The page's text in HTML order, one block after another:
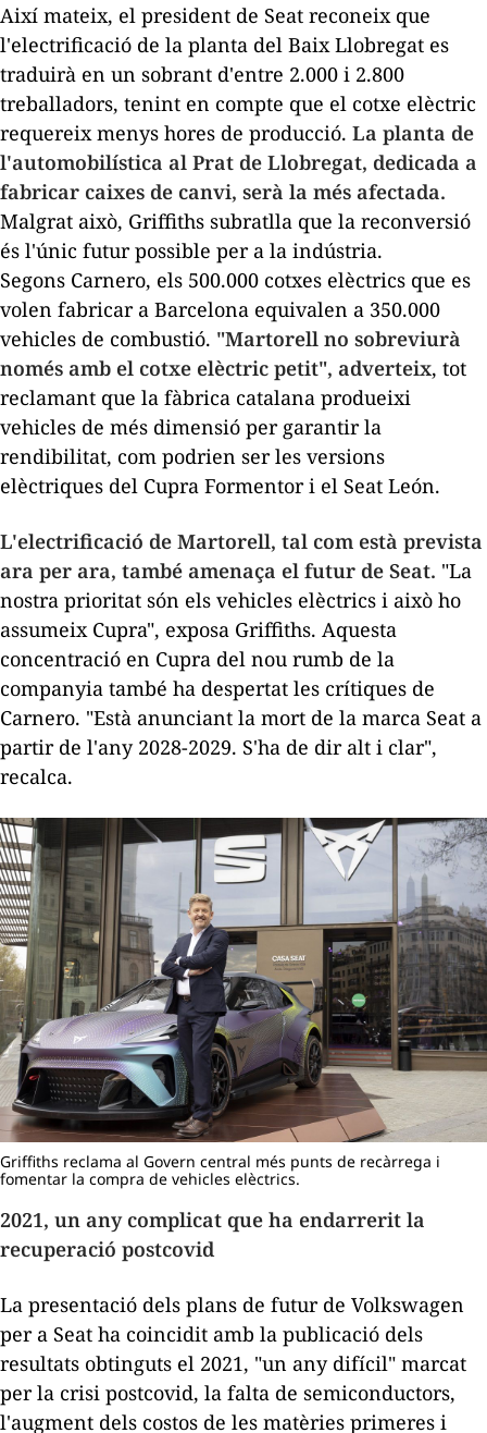
Així mateix, el president de Seat reconeix que
l'electrificació de la planta del Baix Llobregat es
traduirà en un sobrant d'entre 2.000 i 2.800
treballadors, tenint en compte que el cotxe elèctric
requereix menys hores de producció. La planta de
l'automobilística al Prat de Llobregat, dedicada a
fabricar caixes de canvi, serà la més afectada.
Malgrat això, Griffiths subratlla que la reconversió
és l'únic futur possible per a la indústria.
Segons Carnero, els 500.000 cotxes elèctrics que es
volen fabricar a Barcelona equivalen a 350.000
vehicles de combustió. "Martorell no sobreviurà
només amb el cotxe elèctric petit", adverteix, tot
reclamant que la fàbrica catalana produeixi
vehicles de més dimensió per garantir la
rendibilitat, com podrien ser les versions
elèctriques del Cupra Formentor i el Seat León.
L'electrificació de Martorell, tal com està prevista
ara per ara, també amenaça el futur de Seat. "La
nostra prioritat són els vehicles elèctrics i això ho
assumeix Cupra", exposa Griffiths. Aquesta
concentració en Cupra del nou rumb de la
companyia també ha despertat les crítiques de
Carnero. "Està anunciant la mort de la marca Seat a
partir de l'any 2028-2029. S'ha de dir alt i clar",
recalca.
Griffiths reclama al Govern central més punts de recàrrega i
fomentar la compra de vehicles elèctrics.
2021, un any complicat que ha endarrerit la
recuperació postcovid
La presentació dels plans de futur de Volkswagen
per a Seat ha coincidit amb la publicació dels
resultats obtinguts el 2021, "un any difícil" marcat
per la crisi postcovid, la falta de semiconductors,
l'augment dels costos de les matèries primeres i